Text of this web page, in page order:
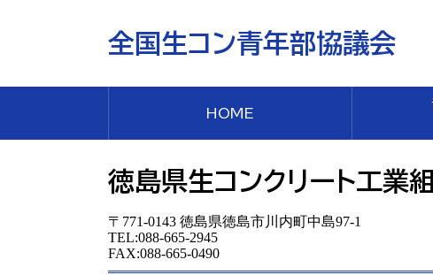
全国生コン青年部協議会
HOME
徳島県生コンクリート工業
〒771-0143 徳島県徳島市川内町中島97-1
TEL:088-665-2945
FAX:088-665-0490